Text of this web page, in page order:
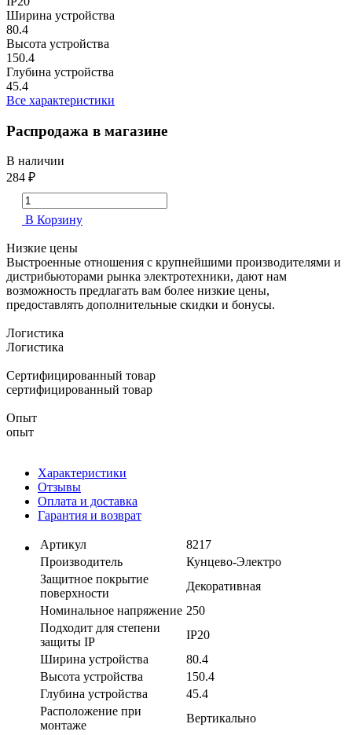
Ширина устройства
80.4
Высота устройства
150.4
Глубина устройства
45.4
Все характеристики
Распродажа в магазине
В наличии
284 ₽
В Корзину
Низкие цены
Выстроенные отношения с крупнейшими производителями и
дистрибьюторами рынка электротехники, дают нам
возможность предлагать вам более низкие цены,
предоставлять дополнительные скидки и бонусы.
Логистика
Логистика
Сертифицированный товар
сертифицированный товар
Опыт
опыт
Характеристики
Отзывы
Оплата и доставка
Гарантия и возврат
Артикул
8217
Производитель
Кунцево-Электро
Защитное покрытие
поверхности
Декоративная
Номинальное напряжение 250
Подходит для степени
защиты IP
IP20
Ширина устройства
80.4
Высота устройства
150.4
Глубина устройства
45.4
Расположение при
монтаже
Вертикально